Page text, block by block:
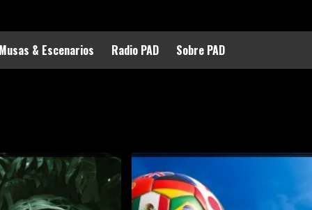
Musas & Escenarios Radio PAD Sobre PAD